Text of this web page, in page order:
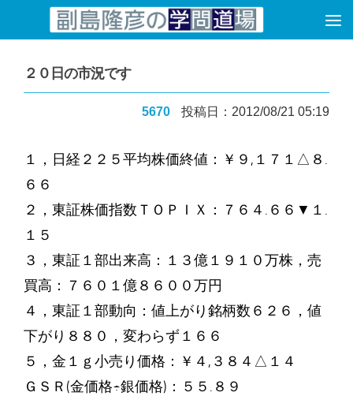
コンテンツへスキップ
２０日の市況です
5670 投稿日：2012/08/21 05:19
１，日経２２５平均株価終値：￥９,１７１△８.
６６
２，東証株価指数ＴＯＰＩＸ：７６４.６６▼１.
１５
３，東証１部出来高：１３億１９１０万株，売
買高：７６０１億８６００万円
４，東証１部動向：値上がり銘柄数６２６，値
下がり８８０，変わらず１６６
５，金１ｇ小売り価格：￥４,３８４△１４
ＧＳＲ(金価格÷銀価格)：５５.８９